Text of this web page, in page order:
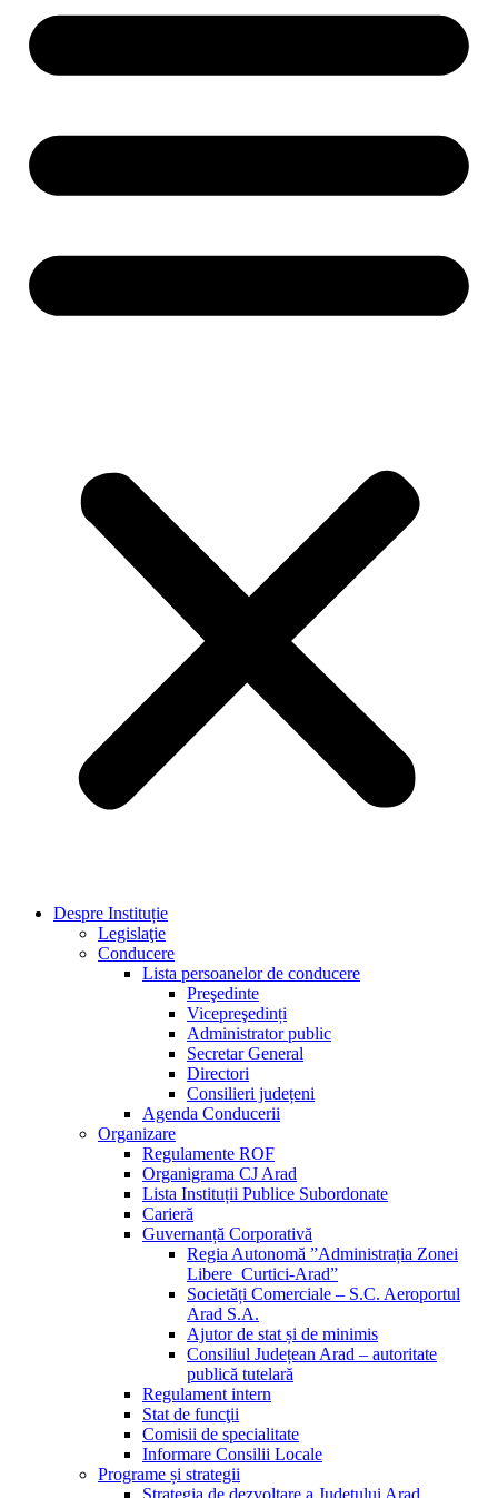
Despre Instituție
Legislaţie
Conducere
Lista persoanelor de conducere
Preşedinte
Vicepreşedinți
Administrator public
Secretar General
Directori
Consilieri județeni
Agenda Conducerii
Organizare
Regulamente ROF
Organigrama CJ Arad
Lista Instituții Publice Subordonate
Carieră
Guvernanță Corporativă
Regia Autonomă ”Administrația Zonei
Libere Curtici-Arad”
Societăți Comerciale – S.C. Aeroportul
Arad S.A.
Ajutor de stat și de minimis
Consiliul Județean Arad – autoritate
publică tutelară
Regulament intern
Stat de funcţii
Comisii de specialitate
Informare Consilii Locale
Programe și strategii
Strategia de dezvoltare a Județului Arad